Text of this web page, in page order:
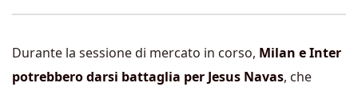
Durante la sessione di mercato in corso, Milan e Inter
potrebbero darsi battaglia per Jesus Navas, che